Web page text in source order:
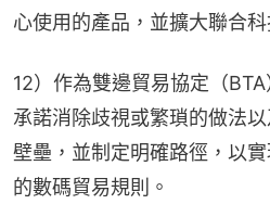
心使用的產品，並擴大聯合科
12）作為雙邊貿易協定（
承諾消除歧視或繁瑣的做法
壁壘，並制定明確路徑，以
的數碼貿易規則。